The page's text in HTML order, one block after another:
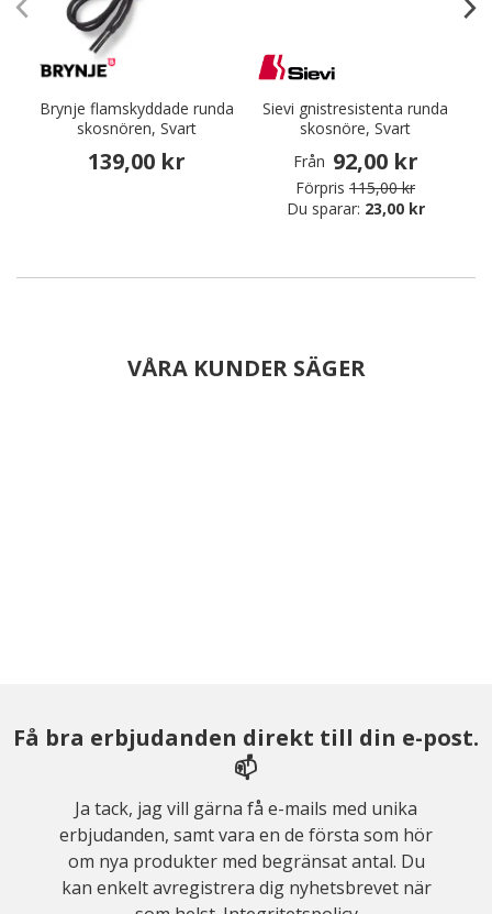
Brynje flamskyddade runda
skosnören, Svart
139,00 kr
Sievi gnistresistenta runda
skosnöre, Svart
Från 92,00 kr
Förpris 115,00 kr
Du sparar: 23,00 kr
VÅRA KUNDER SÄGER
Få bra erbjudanden direkt till din e-post.
📫
Ja tack, jag vill gärna få e-mails med unika
erbjudanden, samt vara en de första som hör
om nya produkter med begränsat antal. Du
kan enkelt avregistrera dig nyhetsbrevet när